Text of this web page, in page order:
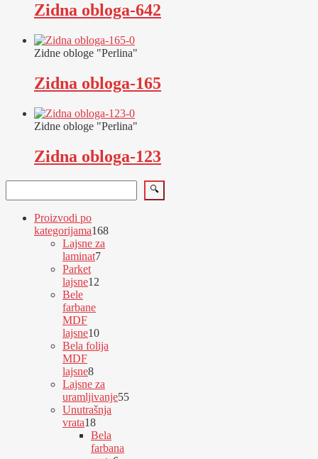
Zidna obloga-642
Zidne obloge "Perlina"
Zidna obloga-165
Zidne obloge "Perlina"
Zidna obloga-123
🔍
Proizvodi po
kategorijama168168
Lajsne za
laminat77
Parket
lajsne12
Bele
farbane
MDF
lajsne1010
proizvoda
Bela folija
MDF
lajsne88
proizvoda
Lajsne za
uramljivanje55
55
proizvoda
Unutrašnja
vrata1818
proizvoda
Bela
farbana